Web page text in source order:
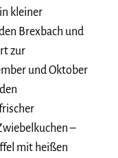
kleiner
Brexbach und
zur
und Oktober
–
mit heißen